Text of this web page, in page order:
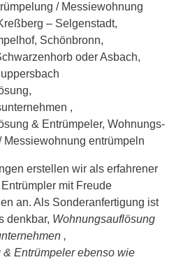
/ Messiewohnung
– Selgenstadt,
Schönbronn,
oder Asbach,
,
& Entrümpeler, Wohnungs-
Messiewohnung entrümpeln
erstellen wir als erfahrener
mit Freude
an. Als Sonderanfertigung ist
denkbar, Wohnungsauflösung
,
Entrümpeler ebenso wie